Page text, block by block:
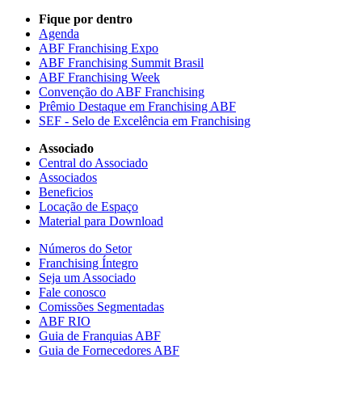
Fique por dentro
Agenda
ABF Franchising Expo
ABF Franchising Summit Brasil
ABF Franchising Week
Convenção do ABF Franchising
Prêmio Destaque em Franchising ABF
SEF - Selo de Excelência em Franchising
Associado
Central do Associado
Associados
Beneficios
Locação de Espaço
Material para Download
Números do Setor
Franchising Íntegro
Seja um Associado
Fale conosco
Comissões Segmentadas
ABF RIO
Guia de Franquias ABF
Guia de Fornecedores ABF